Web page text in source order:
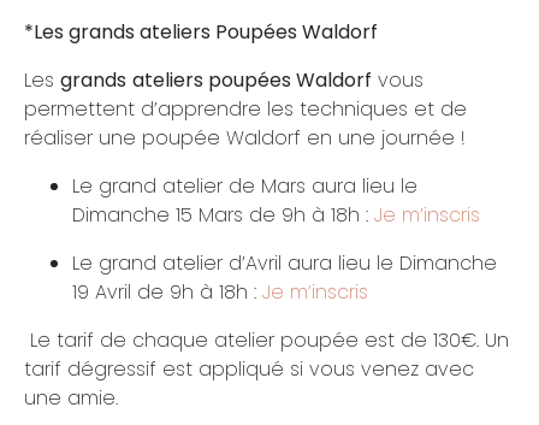
*Les grands ateliers Poupées Waldorf
Les grands ateliers poupées Waldorf vous
permettent d’apprendre les techniques et de
réaliser une poupée Waldorf en une journée !
Le grand atelier de Mars aura lieu le
Dimanche 15 Mars de 9h à 18h : Je m’inscris
Le grand atelier d’Avril aura lieu le Dimanche
19 Avril de 9h à 18h : Je m’inscris
Le tarif de chaque atelier poupée est de 130€. Un
tarif dégressif est appliqué si vous venez avec
une amie.